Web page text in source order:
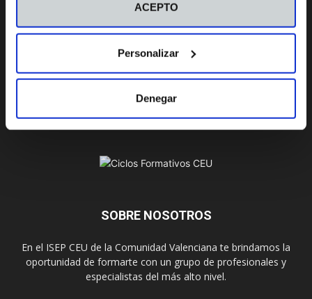
ACEPTO
Personalizar
Denegar
Castellón
SOBRE NOSOTROS
En el ISEP CEU de la Comunidad Valenciana te brindamos la
oportunidad de formarte con un grupo de profesionales y
especialistas del más alto nivel.